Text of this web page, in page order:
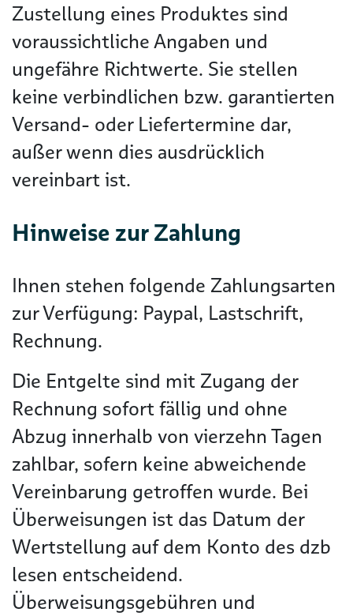
Zustellung eines Produktes sind
voraussichtliche Angaben und
ungefähre Richtwerte. Sie stellen
keine verbindlichen bzw. garantierten
Versand- oder Liefertermine dar,
außer wenn dies ausdrücklich
vereinbart ist.
Hinweise zur Zahlung
Ihnen stehen folgende Zahlungsarten
zur Verfügung: Paypal, Lastschrift,
Rechnung.
Die Entgelte sind mit Zugang der
Rechnung sofort fällig und ohne
Abzug innerhalb von vierzehn Tagen
zahlbar, sofern keine abweichende
Vereinbarung getroffen wurde. Bei
Überweisungen ist das Datum der
Wertstellung auf dem Konto des dzb
lesen entscheidend.
Überweisungsgebühren und